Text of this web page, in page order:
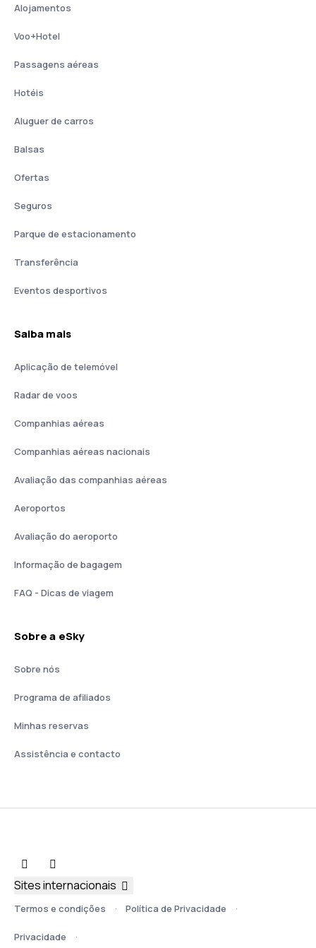
Alojamentos
Voo+Hotel
Passagens aéreas
Hotéis
Aluguer de carros
Balsas
Ofertas
Seguros
Parque de estacionamento
Transferência
Eventos desportivos
Saiba mais
Aplicação de telemóvel
Radar de voos
Companhias aéreas
Companhias aéreas nacionais
Avaliação das companhias aéreas
Aeroportos
Avaliação do aeroporto
Informação de bagagem
FAQ - Dicas de viagem
Sobre a eSky
Sobre nós
Programa de afiliados
Minhas reservas
Assistência e contacto
Termos e condições Política de Privacidade
Privacidade
Sites internacionais